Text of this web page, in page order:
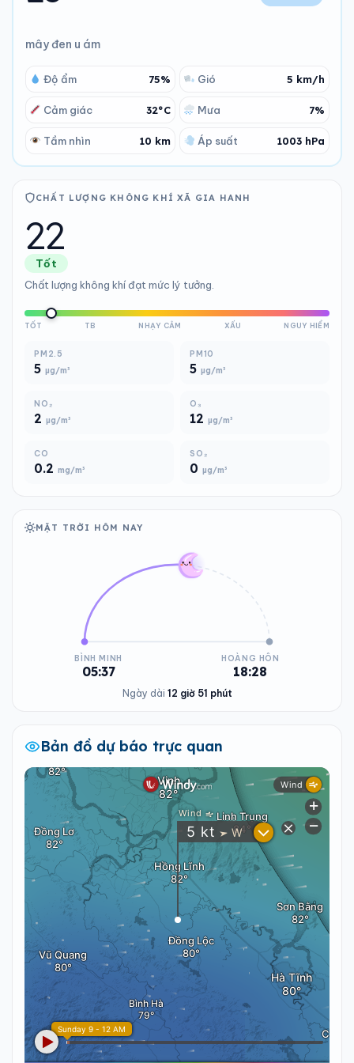
Nhiệt độ Xã Gia Hanh Thứ Sáu - 14/08/2026
mây đen u ám
Độ ẩm 75% Gió 5 km/h
Cảm giác 32°C Mưa 7%
Tầm nhìn 10 km Áp suất 1003 hPa
CHẤT LƯỢNG KHÔNG KHÍ XÃ GIA HANH
22
Tốt
Chất lượng không khí đạt mức lý tưởng.
TỐT TB NHẠY CẢM XẤU NGUY HIỂM
PM2.5
5 µg/m³
PM10
5 µg/m³
NO₂
2 µg/m³
O₃
12 µg/m³
CO
0.2 mg/m³
SO₂
0 µg/m³
MẶT TRỜI HÔM NAY
BÌNH MINH
05:37
HOÀNG HÔN
18:28
Ngày dài 12 giờ 51 phút
Bản đồ dự báo trực quan